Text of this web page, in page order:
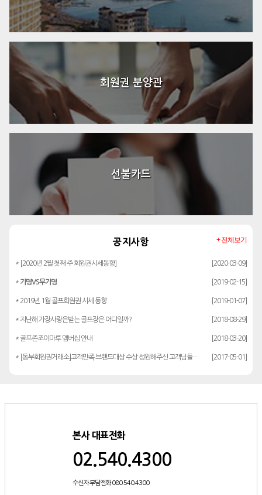
회원권 분양관
선불카드
공지사항
* [2020년 2월 첫째 주 회원권시세동향] [2020-03-09]
* 기명VS무기명 [2019-02-15]
* 2019년 1월 골프회원권 시세 동향 [2019-01-07]
* 지난해 가장사랑은받는 골프장은 어디일까? [2018-08-29]
* 골프존조이마루 멤버십 안내 [2018-03-20]
* [동부회원권거래소]고객만족 브랜드대상 수상 성원해주신 고객님들께 감사드립… [2017-05-01]
+ 전체보기
본사 대표전화
02.540.4300
수신자 부담전화 080.540.4300